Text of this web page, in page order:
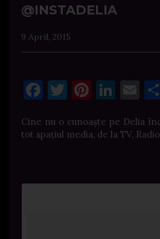
@INSTADELIA
9 April, 2015
Facebook
Twitter
Cine nu o cunoaște pe Delia
tot spațiul media, de la TV,